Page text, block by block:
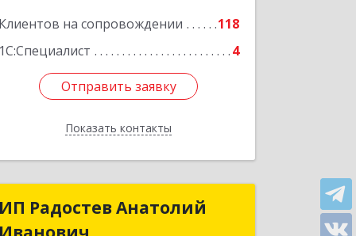
Клиентов на сопровождении
118
1С:Специалист
4
Отправить заявку
Показать контакты
Отправить заявку
Назад
ИП Радостев Анатолий
ИП Радостев Анатолий